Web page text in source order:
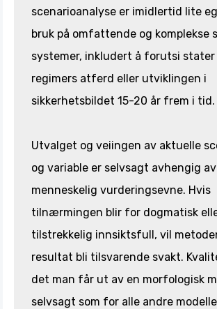
scenarioanalyse er imidlertid lite
bruk på omfattende og komplekse
systemer, inkludert å forutsi stater
regimers atferd eller utviklingen i
sikkerhetsbildet 15-20 år frem i tid.
Utvalget og veiingen av aktuelle
og variable er selvsagt avhengig av
menneskelig vurderingsevne. Hvis
tilnærmingen blir for dogmatisk
tilstrekkelig innsiktsfull, vil
resultat bli tilsvarende svakt.
det man får ut av en morfologisk
selvsagt som for alle andre